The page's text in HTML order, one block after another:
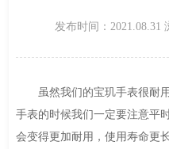
发布时间：2021.08.31
虽然我们的宝玑手表很耐用
手表的时候我们一定要注意平
会变得更加耐用，使用寿命更